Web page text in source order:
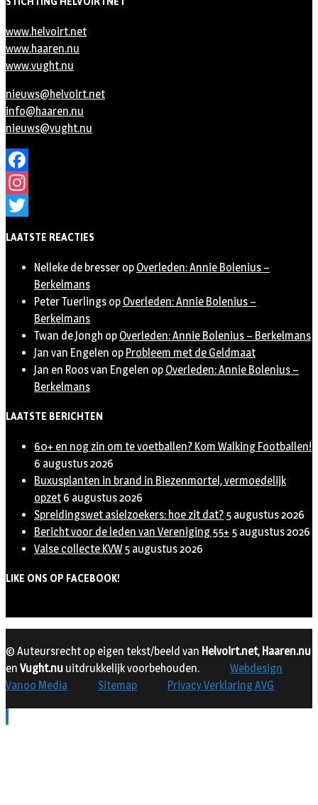
www.helvoirt.net
www.haaren.nu
www.vught.nu
nieuws@helvoirt.net
info@haaren.nu
nieuws@vught.nu
Facebook
Instagram
LAATSTE REACTIES
Nelleke de bresser op Overleden: Annie Bolenius –
Berkelmans
Peter Tuerlings op Overleden: Annie Bolenius –
Berkelmans
Twan de Jongh op Overleden: Annie Bolenius – Berkelmans
Jan van Engelen op Probleem met de Geldmaat
Jan en Roos van Engelen op Overleden: Annie Bolenius –
Berkelmans
LAATSTE BERICHTEN
60+ en nog zin om te voetballen? Kom Walking Footballen!
6 augustus 2026
Buxusplanten in brand in Biezenmortel, vermoedelijk
opzet 6 augustus 2026
Spreidingswet asielzoekers: hoe zit dat? 5 augustus 2026
Bericht voor de leden van Vereniging 55+ 5 augustus 2026
Valse collecte KVW 5 augustus 2026
LIKE ONS OP FACEBOOK!
© Auteursrecht op eigen tekst/beeld van Helvoirt.net, Haaren.nu
en Vught.nu uitdrukkelijk voorbehouden.
Webdesign
Vanoo Media
Sitemap Privacy Verklaring AVG